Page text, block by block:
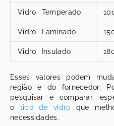
Vidro Temperado
Vidro Laminado
Vidro Insulado
Esses valores podem
região e do fornecedor.
pesquisar e comparar,
o tipo de vidro que
necessidades.